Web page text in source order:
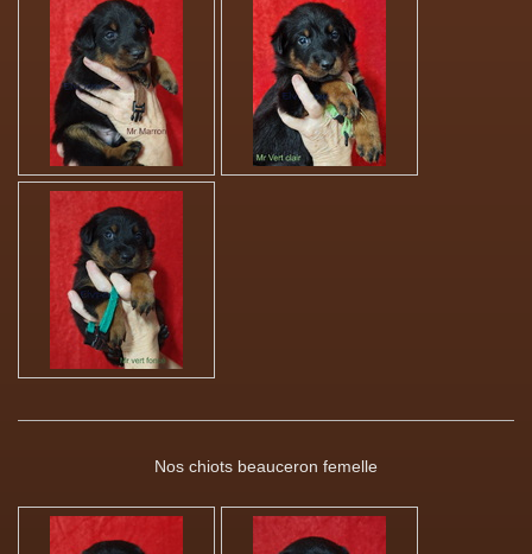
Nos chiots beauceron femelle